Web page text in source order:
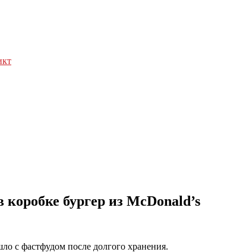
бургер из McDonald’s
с фастфудом после долгого хранения.